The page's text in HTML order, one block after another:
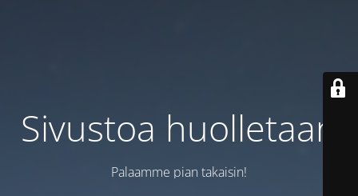
Sivustoa huolletaan
Palaamme pian takaisin!